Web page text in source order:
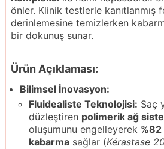
önler. Klinik testlerle kanıtlanmış
derinlemesine temizlerken
bir dokunuş sunar.
Ürün Açıklaması:
Bilimsel İnovasyon:
Fluidealiste Teknolojisi: Saç
düzleştiren polimerik ağ
oluşumunu engelleyerek %82
kabarma sağlar (Kérastase